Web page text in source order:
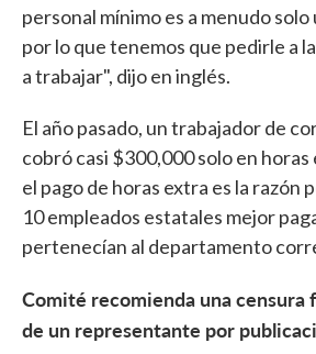
personal mínimo es a menudo solo
por lo que tenemos que pedirle a
a trabajar", dijo en inglés.
El año pasado, un trabajador de
cobró casi $300,000 solo en
el pago de horas extra es la razón
10 empleados estatales mejor
pertenecían al departamento
Comité recomienda una censura
de un representante por